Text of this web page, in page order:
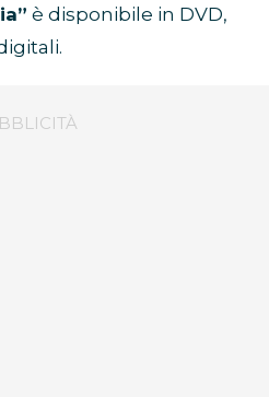
è disponibile in DVD,